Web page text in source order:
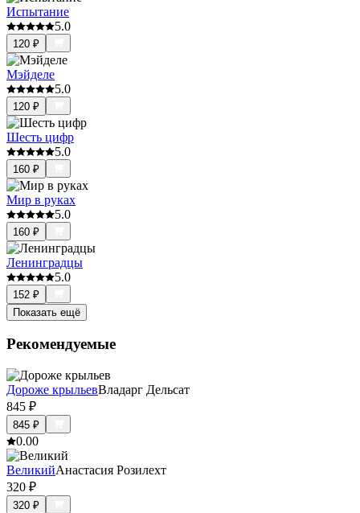
Испытание
5.0
120 ₽
Мэйделе
5.0
120 ₽
Шесть цифр
5.0
160 ₽
Мир в руках
5.0
160 ₽
Ленинградцы
5.0
152 ₽
Показать ещё
Рекомендуемые
Дороже крыльевВладарг Дельсат
845 ₽
845 ₽
0.00
ВеликийАнастасия Розилехт
320 ₽
320 ₽